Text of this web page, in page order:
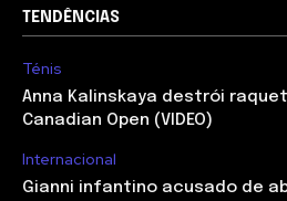
TENDÊNCIAS
Ténis
Anna Kalinskaya destrói
Canadian Open (VIDEO)
Internacional
Gianni infantino acusado de